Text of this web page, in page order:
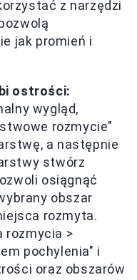
z narzędzi
jak promień i
ostrości:
wygląd,
rozmycie"
a następnie
stwórz
osiągnąć
obszar
rozmyta.
rozmycia >
pochylenia" i
oraz obszarów